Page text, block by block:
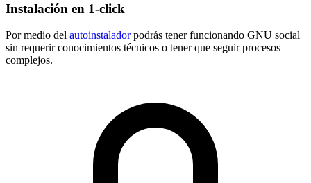
Instalación en 1-click
Por medio del autoinstaladorpodrás tener funcionando GNU social
sin requerir conocimientos técnicos o tener que seguir procesos
complejos.